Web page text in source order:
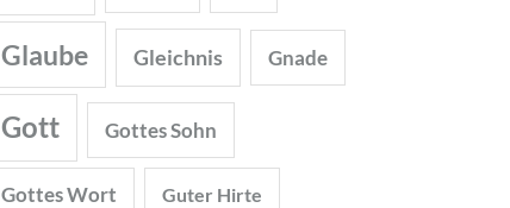
Glaube Gleichnis Gnade
Gott Gottes Sohn
Gottes Wort Guter Hirte